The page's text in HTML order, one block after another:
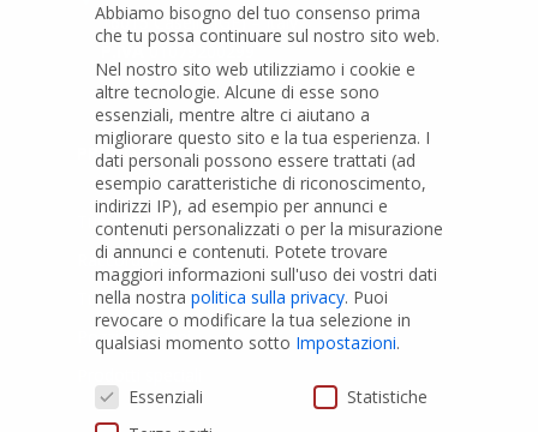
16015 Casella (GE) – Italy
01079200299
PRODOTTI
Tubi PVC
Raccordi PVC
Tubi e Raccordi in PVC-A
Pozzi Artesiani
Abbiamo bisogno del tuo consenso prima
che tu possa continuare sul nostro sito web.
Nel nostro sito web utilizziamo i cookie e
altre tecnologie. Alcune di esse sono
essenziali, mentre altre ci aiutano a
migliorare questo sito e la tua esperienza. I
dati personali possono essere trattati (ad
esempio caratteristiche di riconoscimento,
indirizzi IP), ad esempio per annunci e
contenuti personalizzati o per la misurazione
di annunci e contenuti. Potete trovare
maggiori informazioni sull'uso dei vostri dati
nella nostra politica sulla privacy. Puoi
revocare o modificare la tua selezione in
qualsiasi momento sotto Impostazioni.
Preferenze Privacy
Essenziali
Statistiche